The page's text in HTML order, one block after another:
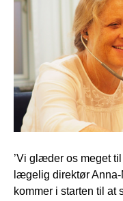
’Vi glæder os meget
lægelig direktør Anna-
kommer i starten til